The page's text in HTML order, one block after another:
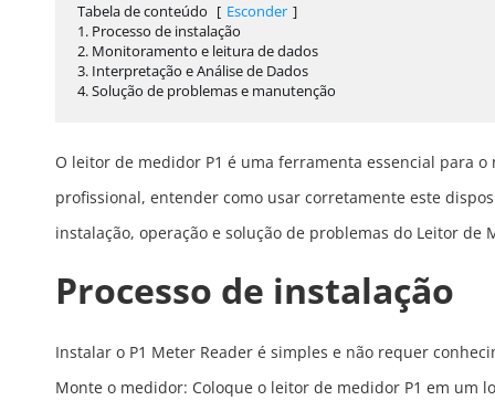
Tabela de conteúdo [ Esconder ]
1. Processo de instalação
2. Monitoramento e leitura de dados
3. Interpretação e Análise de Dados
4. Solução de problemas e manutenção
O leitor de medidor P1 é uma ferramenta essencial para
profissional, entender como usar corretamente este
instalação, operação e solução de problemas do Leitor de
Processo de instalação
Instalar o P1 Meter Reader é simples e não requer
Monte o medidor: Coloque o leitor de medidor P1 em um